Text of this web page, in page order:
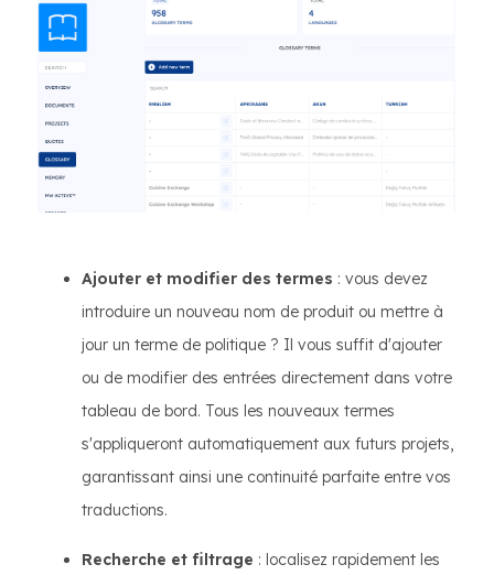
Ajouter et modifier des termes : vous devez
introduire un nouveau nom de produit ou mettre à
jour un terme de politique ? Il vous suffit d'ajouter
ou de modifier des entrées directement dans votre
tableau de bord. Tous les nouveaux termes
s'appliqueront automatiquement aux futurs projets,
garantissant ainsi une continuité parfaite entre vos
traductions.
Recherche et filtrage : localisez rapidement les